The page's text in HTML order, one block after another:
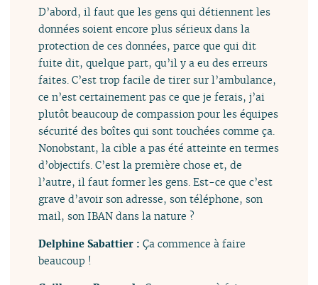
D’abord, il faut que les gens qui détiennent les
données soient encore plus sérieux dans la
protection de ces données, parce que qui dit
fuite dit, quelque part, qu’il y a eu des erreurs
faites. C’est trop facile de tirer sur l’ambulance,
ce n’est certainement pas ce que je ferais, j’ai
plutôt beaucoup de compassion pour les équipes
sécurité des boîtes qui sont touchées comme ça.
Nonobstant, la cible a pas été atteinte en termes
d’objectifs. C’est la première chose et, de
l’autre, il faut former les gens. Est-ce que c’est
grave d’avoir son adresse, son téléphone, son
mail, son IBAN dans la nature ?
Delphine Sabattier :Ça commence à faire
beaucoup !